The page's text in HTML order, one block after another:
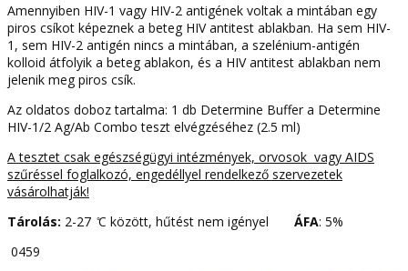
Amennyiben HIV-1 vagy HIV-2 antigének voltak a mintában egy
piros csíkot képeznek a beteg HIV antitest ablakban. Ha sem HIV-
1, sem HIV-2 antigén nincs a mintában, a szelénium-antigén
kolloid átfolyik a beteg ablakon, és a HIV antitest ablakban nem
jelenik meg piros csík.
Az oldatos doboz tartalma: 1 db Determine Buffer a Determine
HIV-1/2 Ag/Ab Combo teszt elvégzéséhez (2.5 ml)
A tesztet csak egészségügyi intézmények, orvosok vagy AIDS
szűréssel foglalkozó, engedéllyel rendelkező szervezetek
vásárolhatják!
Tárolás: 2-27 ̊C között, hűtést nem igényel ÁFA: 5%
0459